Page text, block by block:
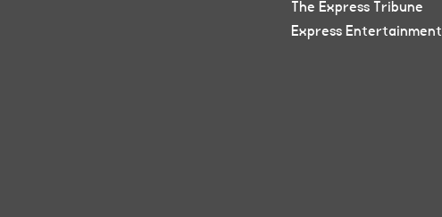
The Express Tribune
Express Entertainment